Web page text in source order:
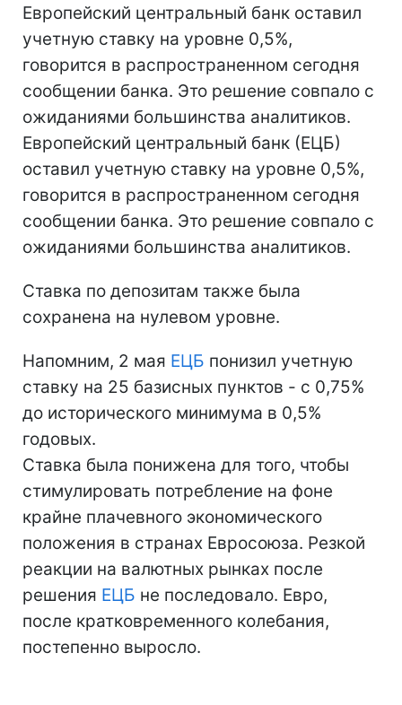
Европейский центральный банк оставил
учетную ставку на уровне 0,5%,
говорится в распространенном сегодня
сообщении банка. Это решение совпало с
ожиданиями большинства аналитиков.
Европейский центральный банк (ЕЦБ)
оставил учетную ставку на уровне 0,5%,
говорится в распространенном сегодня
сообщении банка. Это решение совпало с
ожиданиями большинства аналитиков.
Ставка по депозитам также была
сохранена на нулевом уровне.
Напомним, 2 мая ЕЦБ понизил учетную
ставку на 25 базисных пунктов - с 0,75%
до исторического минимума в 0,5%
годовых.
Ставка была понижена для того, чтобы
стимулировать потребление на фоне
крайне плачевного экономического
положения в странах Евросоюза. Резкой
реакции на валютных рынках после
решения ЕЦБ не последовало. Евро,
после кратковременного колебания,
постепенно выросло.